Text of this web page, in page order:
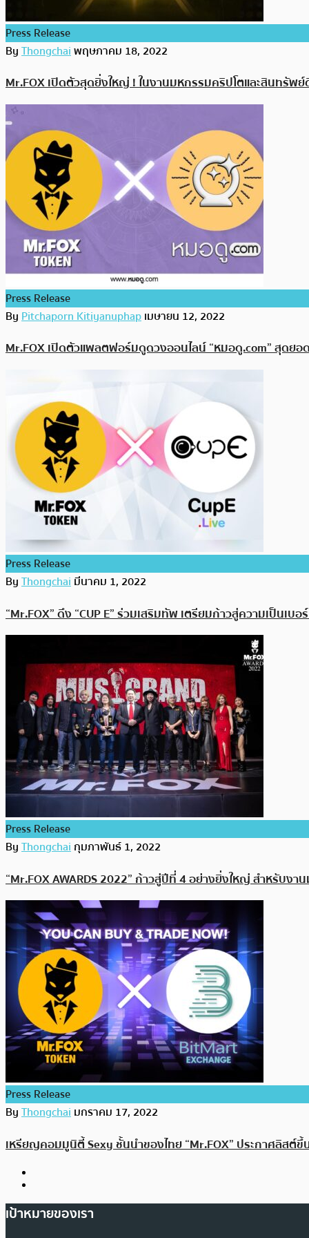
Press Release
ByThongchaiพฤษภาคม 18, 2022
Mr.FOX เปิดตัวสุดยิ่งใหญ่ ! ในงานมหกรรมคริปโตและสินทรัพ
Press Release
ByPitchaporn Kitiyanuphapเมษายน 12, 2022
Mr.FOX เปิดตัวแพลตฟอร์มดูดวงออนไลน์ “หมอดู.com” สุดย
Press Release
ByThongchaiมีนาคม 1, 2022
“Mr.FOX” ดึง “CUP E” ร่วมเสริมทัพ เตรียมก้าวสู่ความเป็นเบอ
Press Release
ByThongchaiกุมภาพันธ์ 1, 2022
“Mr.FOX AWARDS 2022” ก้าวสู่ปีที่ 4 อย่างยิ่งใหญ่ สำหรับง
Press Release
ByThongchaiมกราคม 17, 2022
เหรียญคอมมูนิตี้ Sexy ชั้นนำของไทย “Mr.FOX” ประกาศลิสต์ขึ้
เป้าหมายของเรา